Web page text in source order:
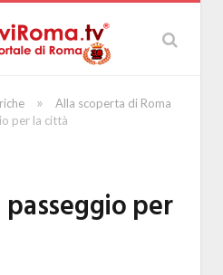
» Alla scoperta di Roma
per la città
per